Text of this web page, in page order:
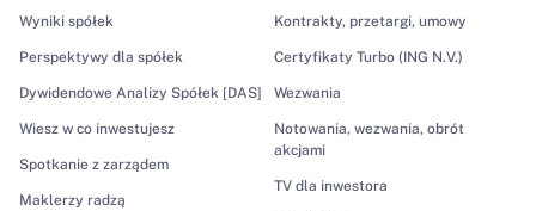
Wyniki spółek
Perspektywy dla spółek
Dywidendowe Analizy Spółek [DAS]
Wiesz w co inwestujesz
Spotkanie z zarządem
Maklerzy radzą
Kontrakty, przetargi, umowy
Certyfikaty Turbo (ING N.V.)
Wezwania
Notowania, wezwania, obrót
akcjami
TV dla inwestora